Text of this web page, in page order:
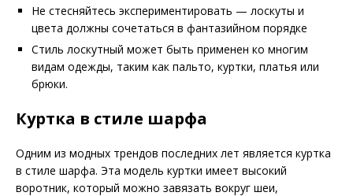
Не стесняйтесь экспериментировать — лоскуты и
цвета должны сочетаться в фантазийном порядке
Стиль лоскутный может быть применен ко многим
видам одежды, таким как пальто, куртки, платья или
брюки.
Куртка в стиле шарфа
Одним из модных трендов последних лет является куртка
в стиле шарфа. Эта модель куртки имеет высокий
воротник, который можно завязать вокруг шеи,